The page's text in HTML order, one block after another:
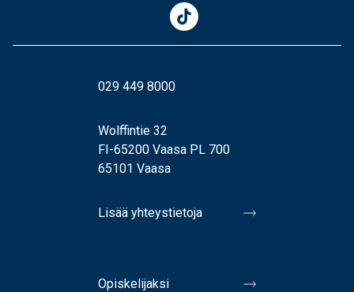
029 449 8000
Wolffintie 32
FI-65200 Vaasa PL 700
65101 Vaasa
Lisää yhteystietoja
Opiskelijaksi